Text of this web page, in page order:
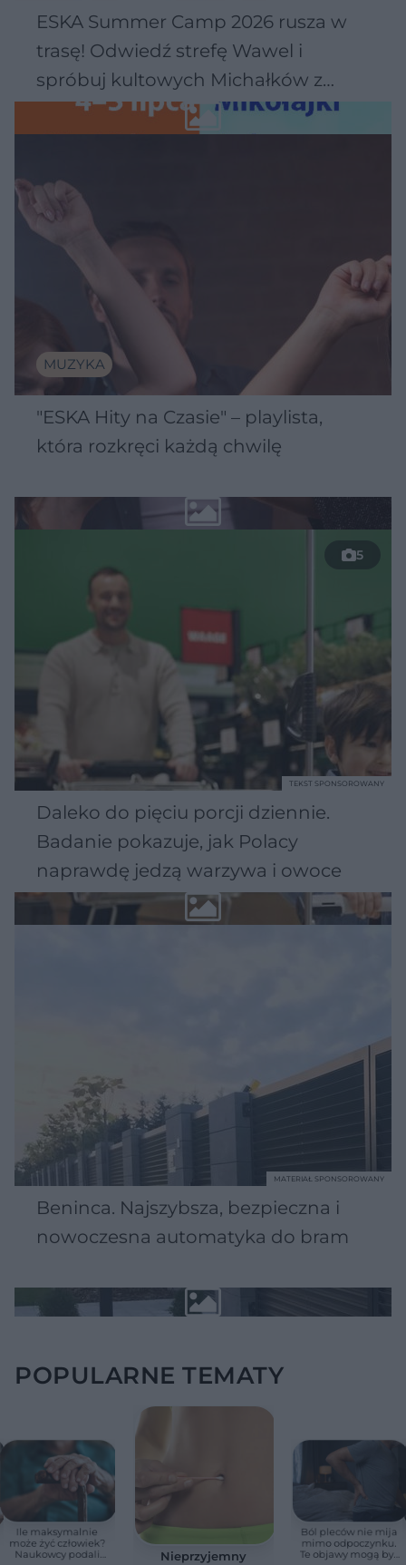
ESKA Summer Camp 2026 rusza w
trasę! Odwiedź strefę Wawel i
spróbuj kultowych Michałków z
Wawelu
MUZYKA
"ESKA Hity na Czasie" – playlista,
która rozkręci każdą chwilę
5
Daleko do pięciu porcji dziennie.
Badanie pokazuje, jak Polacy
naprawdę jedzą warzywa i owoce
TEKST SPONSOROWANY
Beninca. Najszybsza, bezpieczna i
nowoczesna automatyka do bram
MATERIAŁ SPONSOROWANY
POPULARNE TEMATY
Ile maksymalnie
może żyć człowiek?
Naukowcy podali
Nieprzyjemny
Ból pleców nie mija
mimo odpoczynku.
Te objawy mogą być